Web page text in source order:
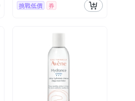
挑戰低價 券